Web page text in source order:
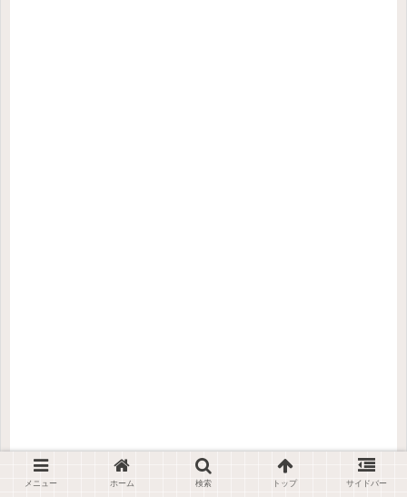
メニュー ホーム 検索 トップ サイドバー